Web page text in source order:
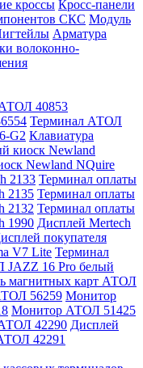
кроссы Кросс-панели
СКС Модуль
Арматура
волоконно-
40853
Терминал АТОЛ
G2 Клавиатура
киоск Newland
Newland NQuire
2133 Терминал оплаты
2135 Терминал оплаты
2132 Терминал оплаты
1990 Дисплей Mertech
покупателя
V7 Lite Терминал
16 Pro белый
магнитных карт АТОЛ
56259 Монитор
Монитор АТОЛ 51425
42290 Дисплей
42291